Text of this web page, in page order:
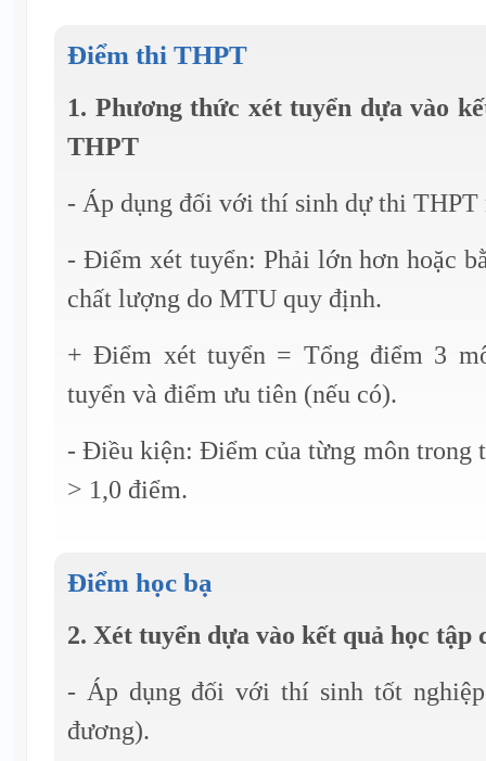
Điểm thi THPT
1. Phương thức xét tuyển dựa vào
THPT
- Áp dụng đối với thí sinh dự thi THPT
- Điểm xét tuyển: Phải lớn hơn hoặc
chất lượng do MTU quy định.
+ Điểm xét tuyển = Tổng điểm 3
tuyển và điểm ưu tiên (nếu có).
- Điều kiện: Điểm của từng môn trong
> 1,0 điểm.
Điểm học bạ
2. Xét tuyển dựa vào kết quả học tập
- Áp dụng đối với thí sinh tốt
đương).